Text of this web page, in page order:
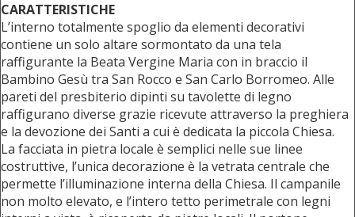
CARATTERISTICHE
L’interno totalmente spoglio da elementi decorativi
contiene un solo altare sormontato da una tela
raffigurante la Beata Vergine Maria con in braccio il
Bambino Gesù tra San Rocco e San Carlo Borromeo. Alle
pareti del presbiterio dipinti su tavolette di legno
raffigurano diverse grazie ricevute attraverso la preghiera
e la devozione dei Santi a cui è dedicata la piccola Chiesa.
La facciata in pietra locale è semplici nelle sue linee
costruttive, l’unica decorazione è la vetrata centrale che
permette l’illuminazione interna della Chiesa. Il campanile
non molto elevato, e l’intero tetto perimetrale con legni